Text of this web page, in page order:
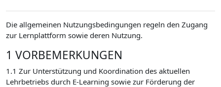
Die allgemeinen Nutzungsbedingungen regeln den Zugang
zur Lernplattform sowie deren Nutzung.
1 VORBEMERKUNGEN
1.1 Zur Unterstützung und Koordination des aktuellen
Lehrbetriebs durch E-Learning sowie zur Förderung der